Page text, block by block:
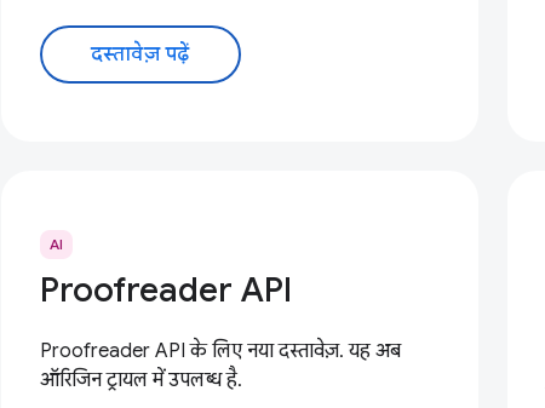
दस्तावेज़ पढ़ें
AI
Proofreader API
Proofreader API के लिए नया दस्तावेज़. यह अब
ऑरिजिन ट्रायल में उपलब्ध है.